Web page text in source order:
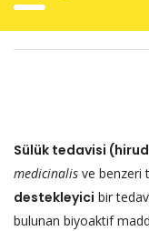
Sülük tedavisi
medicinalis ve benzeri
destekleyici bir
bulunan biyoaktif